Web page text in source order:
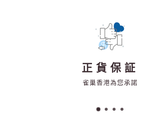
正貨保証
雀巢香港為您承諾